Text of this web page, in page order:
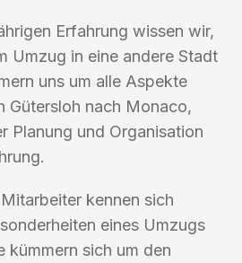
Erfahrung wissen wir,
Umzug in eine andere Stadt
uns um alle Aspekte
Gütersloh nach Monaco,
Planung und Organisation
kennen sich
eines Umzugs
kümmern sich um den